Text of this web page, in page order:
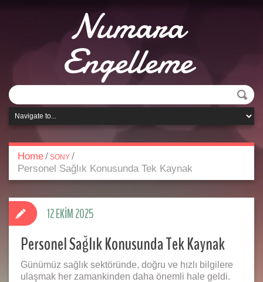
Numara
Engelleme
Home/ SONY /
Personel Sağlık Konusunda Tek Kaynak
Personel Sağlık Konusunda Tek Kaynak
Günümüz sağlık sektöründe, doğru ve hızlı bilgilere
ulaşmak her zamankinden daha önemli hale geldi.
12 EKIM 2025